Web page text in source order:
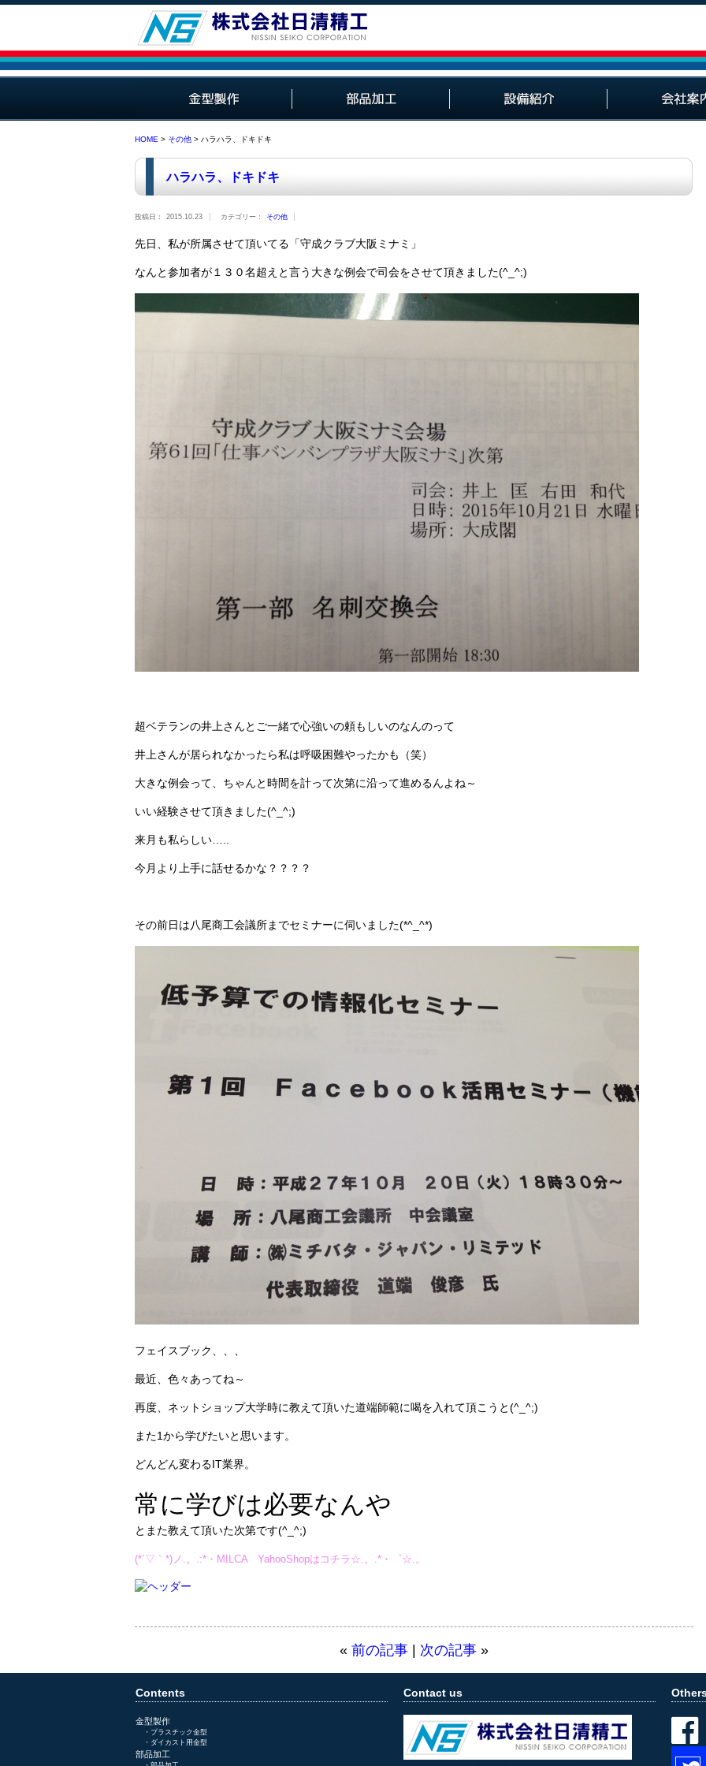
プラスチック金型
ダイカスト用金型
HOME > その他 > ハラハラ、ドキドキ
ハラハラ、ドキドキ
投稿日： 2015.10.23 カテゴリー： その他
先日、私が所属させて頂いてる「守成クラブ大阪ミナミ」
なんと参加者が１３０名超えと言う大きな例会で司会をさせて頂きました(^_^;)
超ベテランの井上さんとご一緒で心強いの頼もしいのなんのって
井上さんが居られなかったら私は呼吸困難やったかも（笑）
大きな例会って、ちゃんと時間を計って次第に沿って進めるんよね～
いい経験させて頂きました(^_^;)
来月も私らしい…..
今月より上手に話せるかな？？？？
その前日は八尾商工会議所までセミナーに伺いました(*^_^*)
フェイスブック、、、
最近、色々あってね～
再度、ネットショップ大学時に教えて頂いた道端師範に喝を入れて頂こうと(^_^;)
また1から学びたいと思います。
どんどん変わるIT業界。
常に学びは必要なんや
とまた教えて頂いた次第です(^_^;)
(*´▽｀*)ノ.。.:*・MILCA YahooShopはコチラ☆.。.*・゜☆.。
«前の記事 次の記事 »
Contents
金型製作
・ プラスチック金型
・ ダイカスト用金型
部品加工
Contact us